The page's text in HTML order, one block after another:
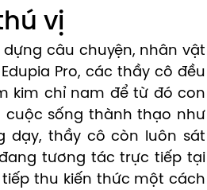
vị
câu chuyện, nhân vật
Pro, các thầy cô đều
kim chỉ nam để từ đó con
sống thành thạo như
dạy, thầy cô còn luôn sát
tương tác trực tiếp tại
thu kiến thức một cách